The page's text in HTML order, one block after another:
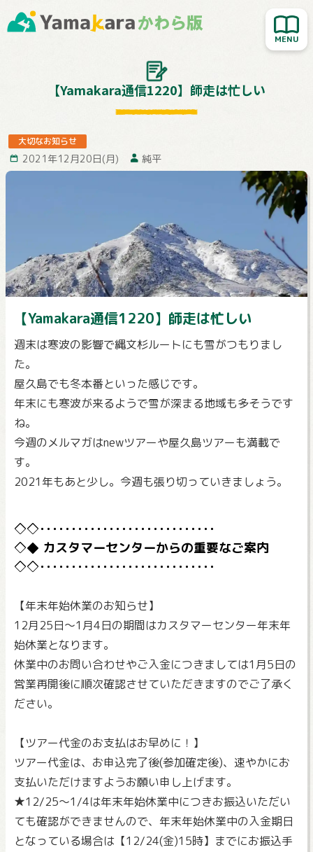
新着記事を読む
Yamakara登山教室
行ってきました！
お客様レポート
Yamakaraサイト
お問い合わせ
【Yamakara通信1220】師走は忙しい
大切なお知らせ
2021年12月20日(月) 純平
【Yamakara通信1220】師走は忙しい
週末は寒波の影響で縄文杉ルートにも雪がつもりまし
た。
屋久島でも冬本番といった感じです。
年末にも寒波が来るようで雪が深まる地域も多そうです
ね。
今週のメルマガはnewツアーや屋久島ツアーも満載で
す。
2021年もあと少し。今週も張り切っていきましょう。
カスタマーセンターからの重要なご案内
【年末年始休業のお知らせ】
12月25日～1月4日の期間はカスタマーセンター年末年
始休業となります。
休業中のお問い合わせやご入金につきましては1月5日の
営業再開後に順次確認させていただきますのでご了承く
ださい。
【ツアー代金のお支払はお早めに！】
ツアー代金は、お申込完了後(参加確定後)、速やかにお
支払いただけますようお願い申し上げます。
★12/25～1/4は年末年始休業中につきお振込いただい
ても確認ができませんので、年末年始休業中の入金期日
となっている場合は【12/24(金)15時】までにお振込手